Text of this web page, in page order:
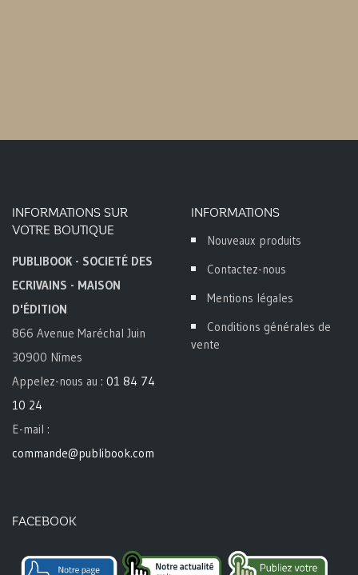
INFORMATIONS SUR
VOTRE BOUTIQUE
PUBLIBOOK - SOCIETÉ DES
ECRIVAINS - MAISON
D'ÉDITION
866 Avenue Maréchal Juin
30900 Nîmes
Appelez-nous au : 01 84 74
10 24
E-mail :
commande@publibook.com
INFORMATIONS
Nouveaux produits
Contactez-nous
Mentions légales
Conditions générales de
vente
FACEBOOK